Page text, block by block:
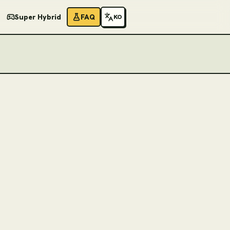
Super Hybrid FAQ KO